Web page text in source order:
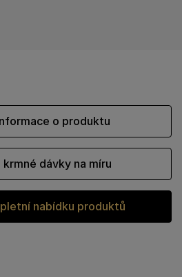
nabídku produktů
o produktu
krmné dávky na míru